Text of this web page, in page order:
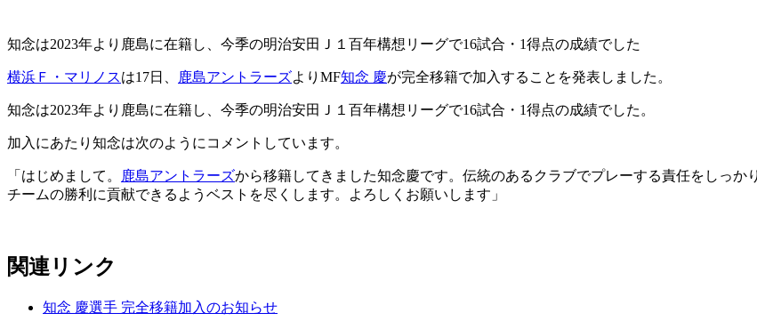
知念は2023年より鹿島に在籍し、今季の明治安田Ｊ１百年構想リーグで16試合・1得点の成績でした
横浜Ｆ・マリノスは17日、 鹿島アントラーズよりMF知念 慶が完全移籍で加入することを発表しました。
知念は2023年より鹿島に在籍し、今季の明治安田Ｊ１百年構想リーグで16試合・1得点の成績でした。
加入にあたり知念は次のようにコメントしています。
「はじめまして。 鹿島アントラーズから移籍してきました知念慶です。伝統のあるクラブでプレーする責任をしっか
チームの勝利に貢献できるようベストを尽くします。よろしくお願いします」
関連リンク
知念 慶選手 完全移籍加入のお知らせ